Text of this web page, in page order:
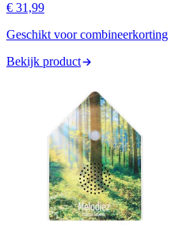
€ 31,99
Geschikt voor combineerkorting
Bekijk product